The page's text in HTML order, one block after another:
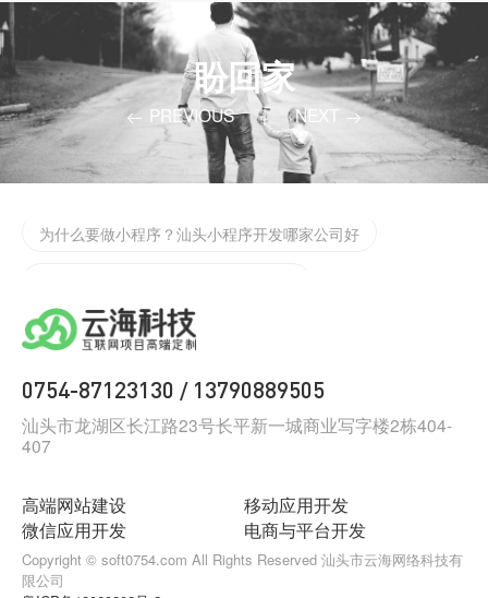
盼回家
PREVIOUS | NEXT
实体店如何渡过2022年难过，开发app/小程序的好处
汕头网站app开发
企业微信二次开发请找云海网络科技微信定制开发
汕头定制化app开发需要注意些什么？
如何制作一款合格的小程序？
汕头网络科技有限公司，云海网络科技有限公司
汕头网站建设公司那家好，网站建设找云海网络科技
汕头大型互联网公司，请找云海网络科技
0754-87123130 /13790889505
汕头市龙湖区长江路23号长平新一城商业写字楼2栋404-
407
高端网站建设
移动应用开发
微信应用开发
电商与平台开发
Copyright © soft0754.com All Rights Reserved 汕头市云海网络科技有
限公司